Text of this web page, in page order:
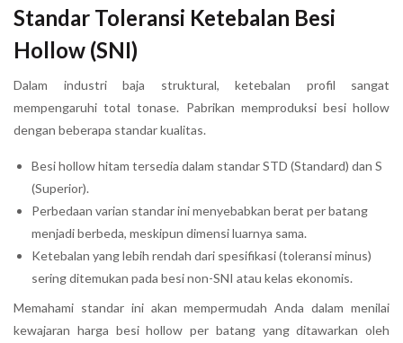
Standar Toleransi Ketebalan Besi
Hollow (SNI)
Dalam industri baja struktural, ketebalan profil sangat
mempengaruhi total tonase. Pabrikan memproduksi besi hollow
dengan beberapa standar kualitas.
Besi hollow hitam tersedia dalam standar STD (Standard) dan S
(Superior).
Perbedaan varian standar ini menyebabkan berat per batang
menjadi berbeda, meskipun dimensi luarnya sama.
Ketebalan yang lebih rendah dari spesifikasi (toleransi minus)
sering ditemukan pada besi non-SNI atau kelas ekonomis.
Memahami standar ini akan mempermudah Anda dalam menilai
kewajaran harga besi hollow per batang yang ditawarkan oleh